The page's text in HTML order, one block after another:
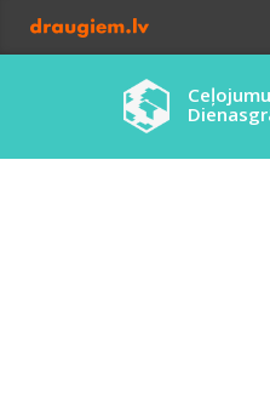
Ceļojumu